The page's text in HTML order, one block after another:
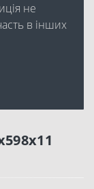
не
в інших